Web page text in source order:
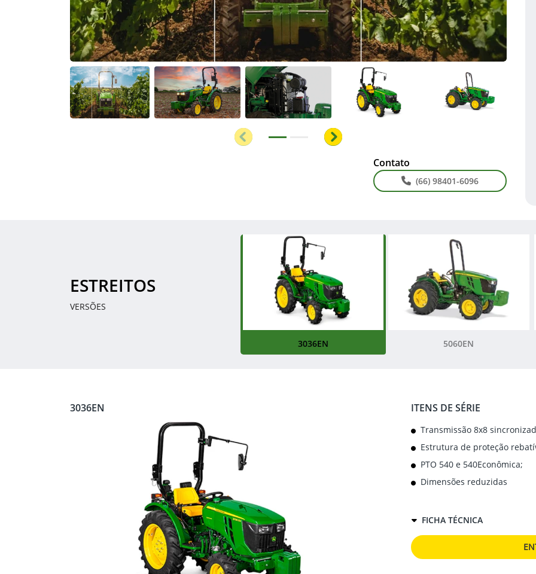
Anterior
Próximo
Contato
(66) 98401-6096
ESTREITOS
VERSÕES
3036EN 5060EN
3036EN ITENS DE SÉRIE
Transmissão 8x8
Estrutura de proteção
PTO 540 e 540Econômica;
Dimensões reduzidas
FICHA TÉCNICA